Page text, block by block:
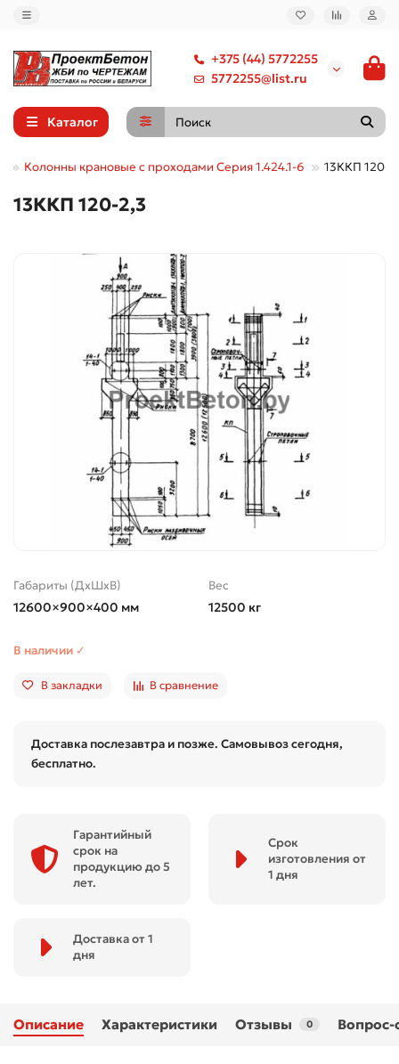
+375 (44) 5772255
5772255@list.ru
Каталог
Колонны крановые с проходами Серия 1.424.1-6 13ККП 120-
13ККП 120-2,3
Габариты (ДхШхВ)
12600×900×400 мм
Вес
12500 кг
В наличии ✓
В закладки В сравнение
Доставка послезавтра и позже. Самовывоз сегодня,
бесплатно.
Гарантийный
срок на
продукцию до 5
лет.
Срок
изготовления от
1 дня
Доставка от 1
дня
Описание Характеристики Отзывы 0 Вопрос-